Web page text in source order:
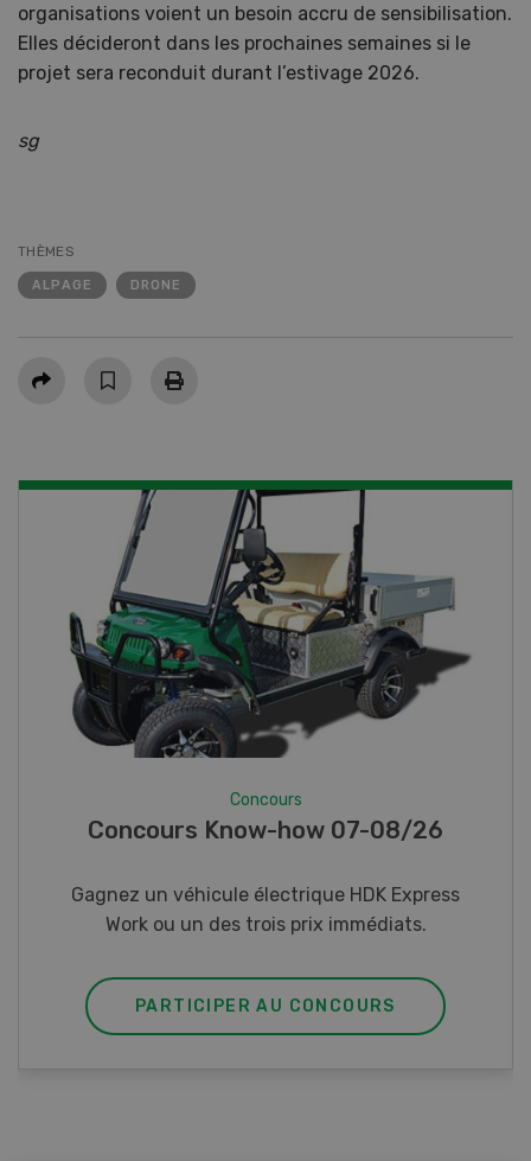
organisations voient un besoin accru de sensibilisation.
Elles décideront dans les prochaines semaines si le
projet sera reconduit durant l’estivage 2026.
sg
THÈMES
ALPAGE DRONE
Partager
Photo mystère 07-08/26
Gagnez l’un des cinq couteaux de poche LANDI
PARTICIPER AU CONCOURS